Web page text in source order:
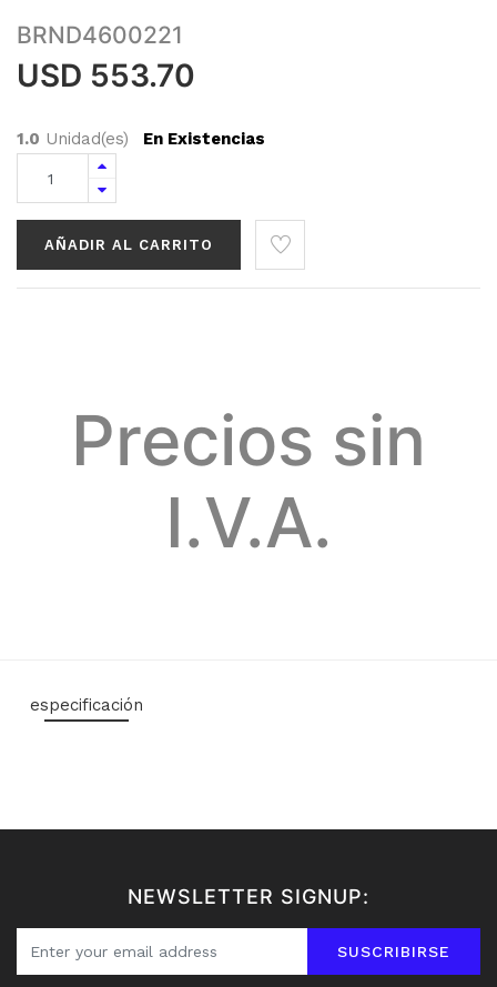
BRND4600221
USD 553.70
1.0 Unidad(es) En Existencias
AÑADIR AL CARRITO
Precios sin
I.V.A.
especificación
NEWSLETTER SIGNUP:
SUSCRIBIRSE